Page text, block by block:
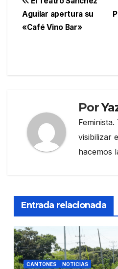
de
Aguilar apertura su
«Café Vino Bar»
Por
visibilizar
hacemos
Entrada relacionada
CANTONES NOTICIAS